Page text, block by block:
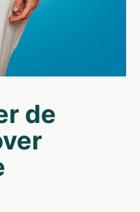
de